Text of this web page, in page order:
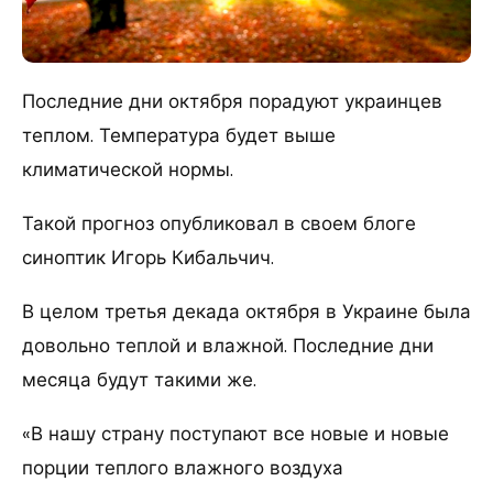
Последние дни октября порадуют украинцев
теплом. Температура будет выше
климатической нормы.
Такой прогноз опубликовал в своем блоге
синоптик Игорь Кибальчич.
В целом третья декада октября в Украине была
довольно теплой и влажной. Последние дни
месяца будут такими же.
«В нашу страну поступают все новые и новые
порции теплого влажного воздуха